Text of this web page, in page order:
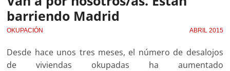
barriendo Madrid
OKUPACIÓN ABRIL 2015
Desde hace unos tres meses, el número de desalojos
de viviendas okupadas ha aumentado